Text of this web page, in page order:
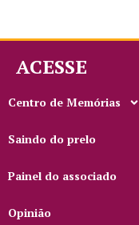
ACESSE
Centro de Memórias
Saindo do prelo
Painel do associado
Opinião